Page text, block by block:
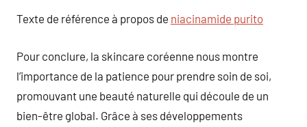
Texte de référence à propos de niacinamide purito
Pour conclure, la skincare coréenne nous montre
l’importance de la patience pour prendre soin de soi,
promouvant une beauté naturelle qui découle de un
bien-être global. Grâce à ses développements